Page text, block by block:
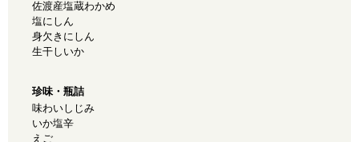
佐渡産塩蔵わかめ
塩にしん
身欠きにしん
生干しいか
珍味・瓶詰
味わいしじみ
いか塩辛
えご